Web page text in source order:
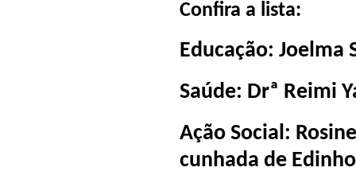
Confira a lista:
Educação: Joelma
Saúde: Drª Reimi
Ação Social:
cunhada de